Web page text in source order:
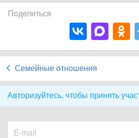
Поделиться
Семейные отношения
Авторизуйтесь, чтобы принять